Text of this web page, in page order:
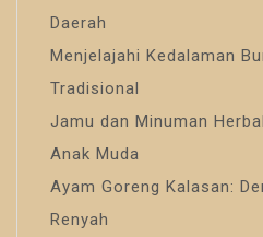
Daerah
Menjelajahi Kedalaman
Tradisional
Jamu dan Minuman
Anak Muda
Ayam Goreng Kalasan:
Renyah